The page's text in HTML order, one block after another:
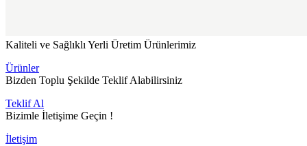
Kaliteli ve Sağlıklı Yerli Üretim Ürünlerimiz
Ürünler
Bizden Toplu Şekilde Teklif Alabilirsiniz
Teklif Al
Bizimle İletişime Geçin !
İletişim